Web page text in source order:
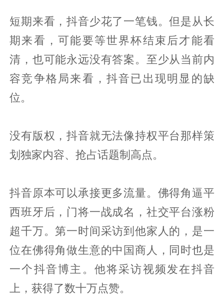
短期来看，抖音少花了一笔钱。但是从长
期来看，可能要等世界杯结束后才能看
清，也可能永远没有答案。至少从当前内
容竞争格局来看，抖音已出现明显的缺
位。
没有版权，抖音就无法像持权平台那样策
划独家内容、抢占话题制高点。
抖音原本可以承接更多流量。佛得角逼平
西班牙后，门将一战成名，社交平台涨粉
超千万。第一时间采访到他家人的，是一
位在佛得角做生意的中国商人，同时也是
一个抖音博主。他将采访视频发在抖音
上，获得了数十万点赞。